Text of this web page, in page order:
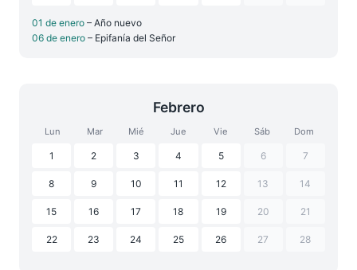
01 de enero – Año nuevo
06 de enero – Epifanía del Señor
Febrero
Lun Mar Mié Jue Vie Sáb Dom
1 2 3 4 5 6 7
8 9 10 11 12 13 14
15 16 17 18 19 20 21
22 23 24 25 26 27 28